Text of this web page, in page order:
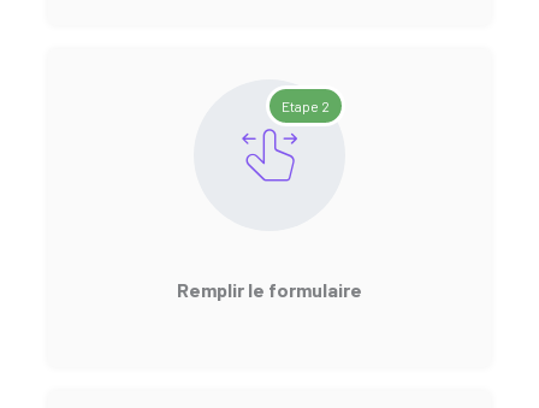
Etape 2
Remplir le formulaire